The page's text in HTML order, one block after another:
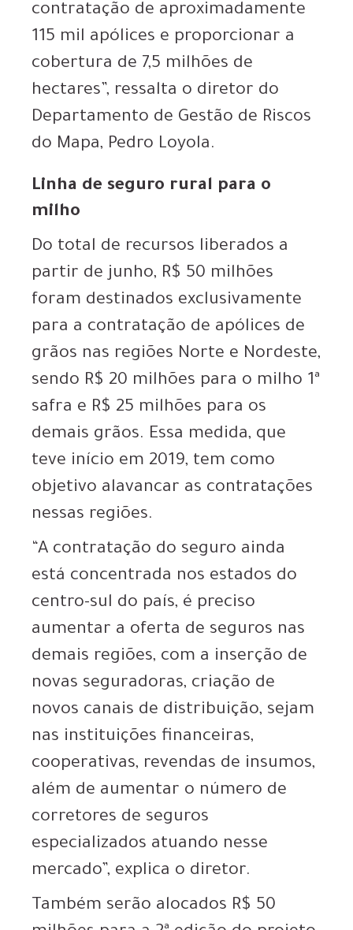
contratação de aproximadamente
115 mil apólices e proporcionar a
cobertura de 7,5 milhões de
hectares”, ressalta o diretor do
Departamento de Gestão de Riscos
do Mapa, Pedro Loyola.
Linha de seguro rural para o
milho
Do total de recursos liberados a
partir de junho, R$ 50 milhões
foram destinados exclusivamente
para a contratação de apólices de
grãos nas regiões Norte e Nordeste,
sendo R$ 20 milhões para o milho 1ª
safra e R$ 25 milhões para os
demais grãos. Essa medida, que
teve início em 2019, tem como
objetivo alavancar as contratações
nessas regiões.
“A contratação do seguro ainda
está concentrada nos estados do
centro-sul do país, é preciso
aumentar a oferta de seguros nas
demais regiões, com a inserção de
novas seguradoras, criação de
novos canais de distribuição, sejam
nas instituições financeiras,
cooperativas, revendas de insumos,
além de aumentar o número de
corretores de seguros
especializados atuando nesse
mercado”, explica o diretor.
Também serão alocados R$ 50